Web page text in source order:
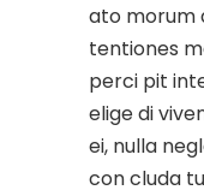
ato morum
tentiones
perci pit
elige di
ei, nulla
con cluda